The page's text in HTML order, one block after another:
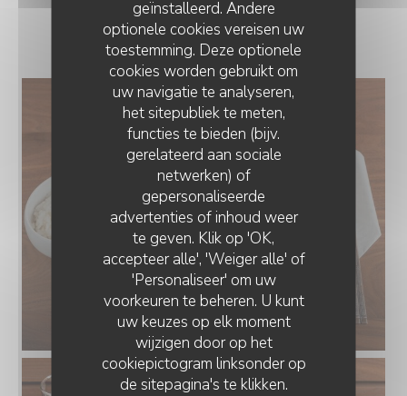
geïnstalleerd. Andere
optionele cookies vereisen uw
toestemming. Deze optionele
cookies worden gebruikt om
uw navigatie te analyseren,
het sitepubliek te meten,
functies te bieden (bijv.
gerelateerd aan sociale
netwerken) of
gepersonaliseerde
advertenties of inhoud weer
te geven. Klik op 'OK,
accepteer alle', 'Weiger alle' of
'Personaliseer' om uw
voorkeuren te beheren. U kunt
uw keuzes op elk moment
wijzigen door op het
cookiepictogram linksonder op
de sitepagina's te klikken.
NOS PLATS
GA JEONG JIP - 가정집